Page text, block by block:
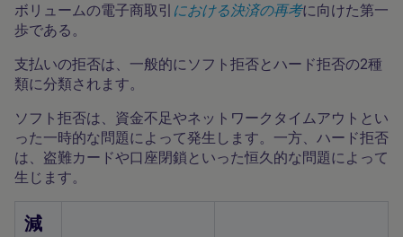
ボリュームの電子商取引 における決済の再考に向けた第一
歩である。
支払いの拒否は、一般的にソフト拒否とハード拒否の2種
類に分類されます。
ソフト拒否は、資金不足やネットワークタイムアウトとい
った一時的な問題によって発生します。一方、ハード拒否
は、盗難カードや口座閉鎖といった恒久的な問題によって
生じます。
減